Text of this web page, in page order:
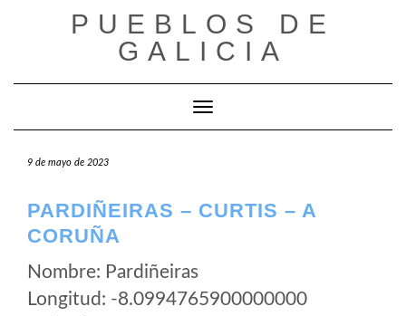
PUEBLOS DE
GALICIA
Cambiar modo de navegación
9 de mayo de 2023
PARDIÑEIRAS – CURTIS – A
CORUÑA
Nombre: Pardiñeiras
Longitud: -8.0994765900000000